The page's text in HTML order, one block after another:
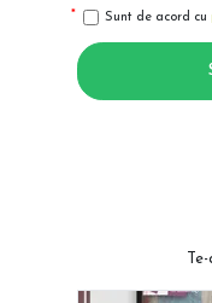
Sunt de acord cu